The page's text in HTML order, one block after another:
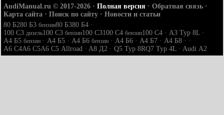
AudiManual.ru © 2017-2026 · Полная версия · Обратная связь ·
Карта сайта · Поиск по сайту · Новости и статьи
80 Б280 Б3 бензин80 Б380 Б4 ·
100 С3 дизель100 С3 бензин100 С3100 С4 бензин100 С4 · A3 Typ 8L ·
A4 Б5 бензин · A4 Б5 · A4 Б6 бензин · A4 Б6 · A4 Б7 · A4 Б8 · ·
A6 С4A6 С5A6 С5 Allroad · A8 Д2 · Q5 Typ 8RQ7 Typ 4L · Audi А2